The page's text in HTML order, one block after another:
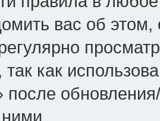
вас об
так как
после